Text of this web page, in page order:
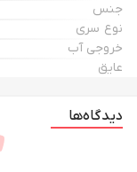
جنس
نوع سری
خروجی آب
عایق
دیدگاه‌ها